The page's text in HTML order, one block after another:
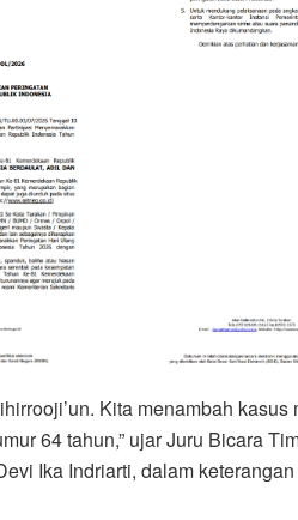
Kita menambah
64 tahun,” ujar Juru Bicara
Ika Indriarti, dalam